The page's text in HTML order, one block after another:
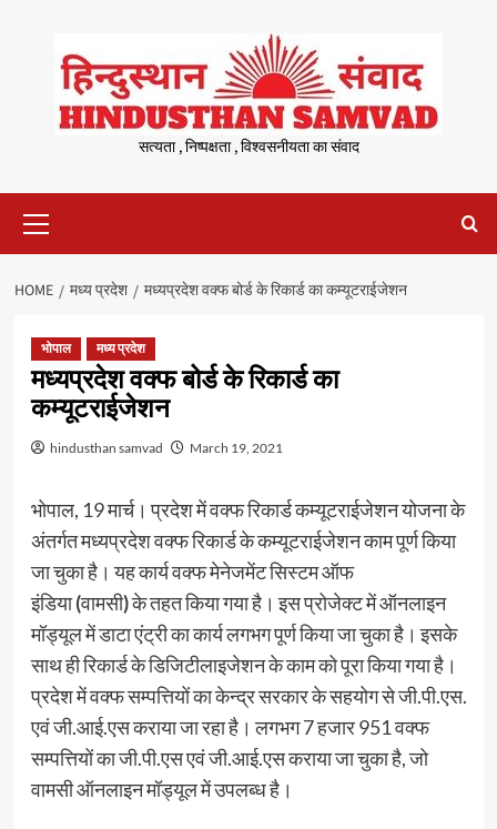
content
सत्यता , निष्पक्षता , विश्वसनीयता का संवाद
Menu
HOME मध्य प्रदेश मध्यप्रदेश वक्फ बोर्ड के रिकार्ड का कम्यूटराईजेशन
भोपाल मध्य प्रदेश
मध्यप्रदेश वक्फ बोर्ड के रिकार्ड का
कम्यूटराईजेशन
hindusthan samvad March 19, 2021
भोपाल, 19 मार्च। प्रदेश में वक्फ रिकार्ड कम्यूटराईजेशन योजना के
अंतर्गत मध्यप्रदेश वक्फ रिकार्ड के कम्यूटराईजेशन काम पूर्ण किया
जा चुका है। यह कार्य वक्फ मेनेजमेंट सिस्टम ऑफ
इंडिया(वामसी)के तहत किया गया है। इस प्रोजेक्ट में ऑनलाइन
मॉड्यूल में डाटा एंट्री का कार्य लगभग पूर्ण किया जा चुका है। इसके
साथ ही रिकार्ड के डिजिटीलाइजेशन के काम को पूरा किया गया है।
प्रदेश में वक्फ सम्पत्तियों का केन्द्र सरकार के सहयोग से जी.पी.एस.
एवं जी.आई.एस कराया जा रहा है। लगभग 7 हजार 951 वक्फ
सम्पत्तियों का जी.पी.एस एवं जी.आई.एस कराया जा चुका है, जो
वामसी ऑनलाइन मॉड्यूल में उपलब्ध है।